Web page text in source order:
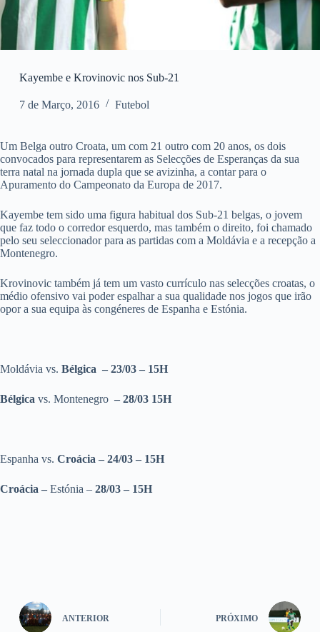
Kayembe e Krovinovic nos Sub-21
7 de Março, 2016 Futebol
Um Belga outro Croata, um com 21 outro com 20 anos, os dois
convocados para representarem as Selecções de Esperanças da sua
terra natal na jornada dupla que se avizinha, a contar para o
Apuramento do Campeonato da Europa de 2017.
Kayembe tem sido uma figura habitual dos Sub-21 belgas, o jovem
que faz todo o corredor esquerdo, mas também o direito, foi chamado
pelo seu seleccionador para as partidas com a Moldávia e a recepção a
Montenegro.
Krovinovic também já tem um vasto currículo nas selecções croatas, o
médio ofensivo vai poder espalhar a sua qualidade nos jogos que irão
opor a sua equipa às congéneres de Espanha e Estónia.
Moldávia vs. Bélgica – 23/03 – 15H
Bélgica vs. Montenegro – 28/03 15H
Espanha vs. Croácia – 24/03 – 15H
Croácia – Estónia – 28/03 – 15H
ANTERIOR PRÓXIMO